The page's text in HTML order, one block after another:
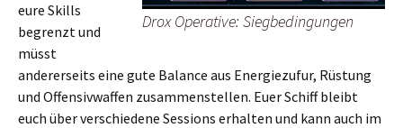
Drox Operative: Siegbedingungen
eure Skills
begrenzt und
müsst
andererseits eine gute Balance aus Energiezufur, Rüstung
und Offensivwaffen zusammenstellen. Euer Schiff bleibt
euch über verschiedene Sessions erhalten und kann auch im